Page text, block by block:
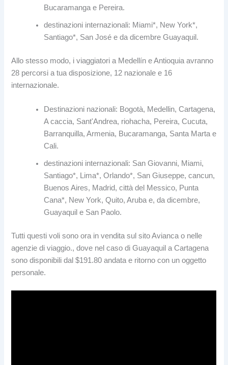
Bucaramanga e Pereira.
destinazioni internazionali: Miami*, New York*,
Santiago*, San José e da dicembre Guayaquil.
Allo stesso modo, i viaggiatori a Medellín e Antioquia avranno
28 percorsi a tua disposizione, 12 nazionale e 16
internazionale.
Destinazioni nazionali: Bogotà, Medellin, Cartagena,
A caccia, Sant'Andrea, riohacha, Pereira, Cucuta,
Barranquilla, Armenia, Bucaramanga, Santa Marta e
Cali.
destinazioni internazionali: San Giovanni, Miami,
Santiago*, Lima*, Orlando*, San Giuseppe, cancun,
Buenos Aires, Madrid, città del Messico, Punta
Cana*, New York, Quito, Aruba e, da dicembre,
Guayaquil e San Paolo.
Tutti questi voli sono ora in vendita sul sito Avianca o nelle
agenzie di viaggio., dove nel caso di Guayaquil a Cartagena
sono disponibili dal $191.80 andata e ritorno con un oggetto
personale.